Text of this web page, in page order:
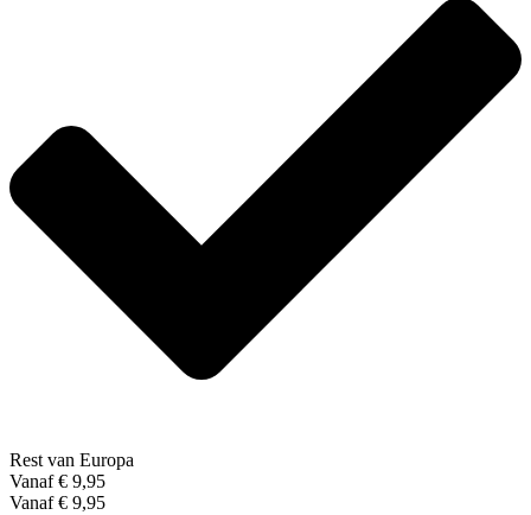
Rest van Europa
Vanaf € 9,95
Vanaf € 9,95